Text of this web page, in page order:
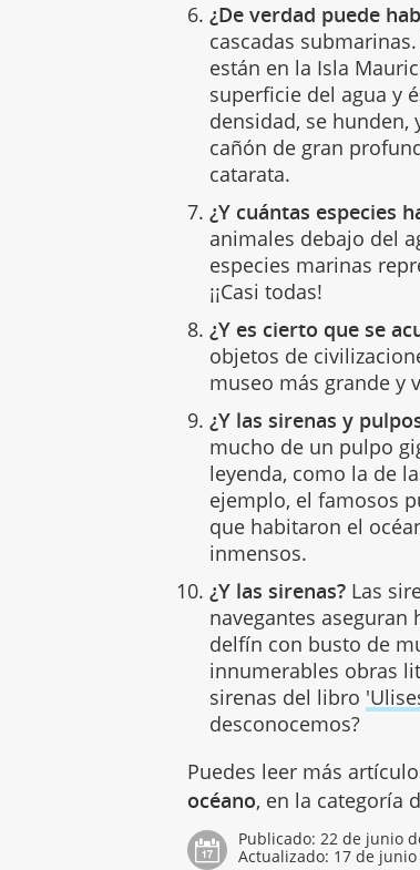
¿De verdad puede
cascadas
están en la Isla
superficie del agua y
densidad, se
cañón de gran
catarata.
¿Y cuántas especies
animales debajo del
especies marinas
¡¡Casi todas!
¿Y es cierto que se
objetos de
museo más grande y
¿Y las sirenas y
mucho de un pulpo
leyenda, como la de
ejemplo, el famosos
que habitaron el
inmensos.
¿Y las sirenas? Las
navegantes aseguran
delfín con busto de
innumerables obras
sirenas del libro
desconocemos?
Puedes leer más
océano, en la categoría
Publicado:22 de junio
Actualizado: 17 de junio